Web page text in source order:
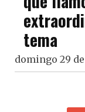
tema
domingo 29